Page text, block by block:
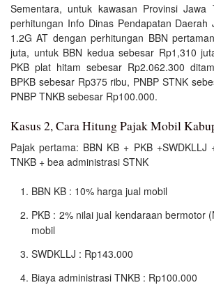
Sementara, untuk kawasan Provinsi Jawa
perhitungan Info Dinas Pendapatan Daerah
1.2G AT dengan perhitungan BBN
juta, untuk BBN kedua sebesar Rp1,310
PKB plat hitam sebesar Rp2.062.300
BPKB sebesar Rp375 ribu, PNBP STNK
PNBP TNKB sebesar Rp100.000.
Kasus 2, Cara Hitung Pajak Mobil
Pajak pertama: BBN KB + PKB +SWDKLLJ
TNKB + bea administrasi STNK
BBN KB : 10% harga jual mobil
PKB : 2% nilai jual kendaraan bermotor
mobil
SWDKLLJ : Rp143.000
Biaya administrasi TNKB : Rp100.000